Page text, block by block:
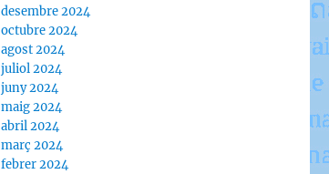
desembre 2024
octubre 2024
agost 2024
juliol 2024
juny 2024
maig 2024
abril 2024
març 2024
febrer 2024